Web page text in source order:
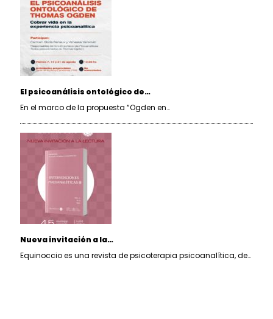
El psicoanálisis ontológico de…
En el marco de la propuesta “Ogden en…
Nueva invitación a la…
Equinoccio es una revista de psicoterapia psicoanalítica, de…